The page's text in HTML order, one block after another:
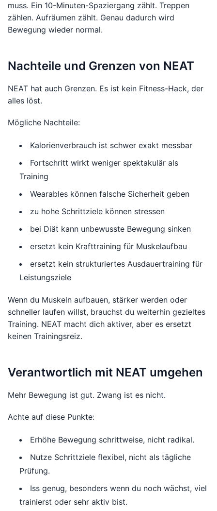
muss. Ein 10-Minuten-Spaziergang zählt. Treppen
zählen. Aufräumen zählt. Genau dadurch wird
Bewegung wieder normal.
Nachteile und Grenzen von NEAT
NEAT hat auch Grenzen. Es ist kein Fitness-Hack, der
alles löst.
Mögliche Nachteile:
Kalorienverbrauch ist schwer exakt messbar
Fortschritt wirkt weniger spektakulär als
Training
Wearables können falsche Sicherheit geben
zu hohe Schrittziele können stressen
bei Diät kann unbewusste Bewegung sinken
ersetzt kein Krafttraining für Muskelaufbau
ersetzt kein strukturiertes Ausdauertraining für
Leistungsziele
Wenn du Muskeln aufbauen, stärker werden oder
schneller laufen willst, brauchst du weiterhin gezieltes
Training. NEAT macht dich aktiver, aber es ersetzt
keinen Trainingsreiz.
Verantwortlich mit NEAT umgehen
Mehr Bewegung ist gut. Zwang ist es nicht.
Achte auf diese Punkte:
Erhöhe Bewegung schrittweise, nicht radikal.
Nutze Schrittziele flexibel, nicht als tägliche
Prüfung.
Iss genug, besonders wenn du noch wächst, viel
trainierst oder sehr aktiv bist.